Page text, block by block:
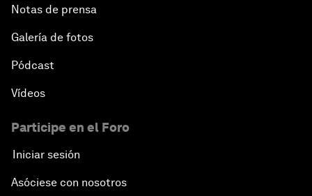
Notas de prensa
Galería de fotos
Pódcast
Vídeos
Participe en el Foro
Iniciar sesión
Asóciese con nosotros